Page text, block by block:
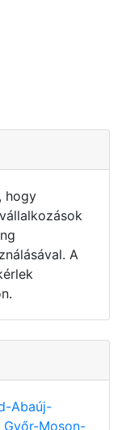
hogy
A
Abaúj-
Győr-Moson-